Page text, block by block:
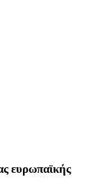
ευρωπαϊκής